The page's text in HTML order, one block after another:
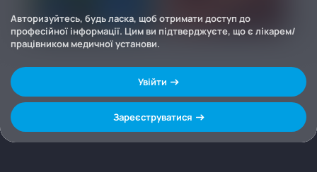
Авторизуйтесь, будь ласка, щоб отримати доступ до
професійної інформації. Цим ви підтверджуєте, що є лікарем/
працівником медичної установи.
Увійти
Зареєструватися